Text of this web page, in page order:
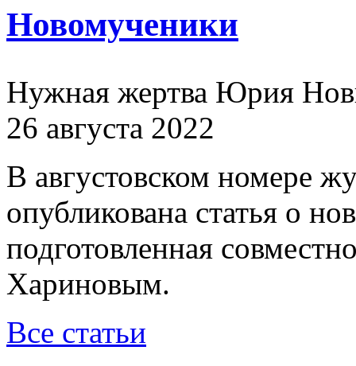
Новомученики
Нужная жертва Юрия
26 августа 2022
В августовском номере
опубликована статья о
подготовленная
Хариновым.
Все статьи